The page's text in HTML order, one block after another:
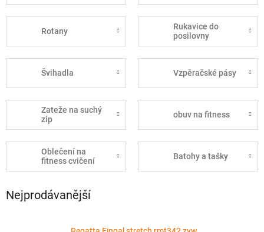
Rotany
Rukavice do
posilovny
Švihadla Vzpěračské pásy
Zateže na suchý
zip
obuv na fitness
Oblečení na
fitness cvičení
Batohy a tašky
Nejprodávanější